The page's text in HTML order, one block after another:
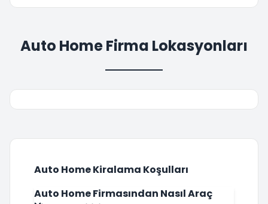
Auto Home Firma Lokasyonları
Auto Home Kiralama Koşulları
Auto Home Firmasından Nasıl Araç